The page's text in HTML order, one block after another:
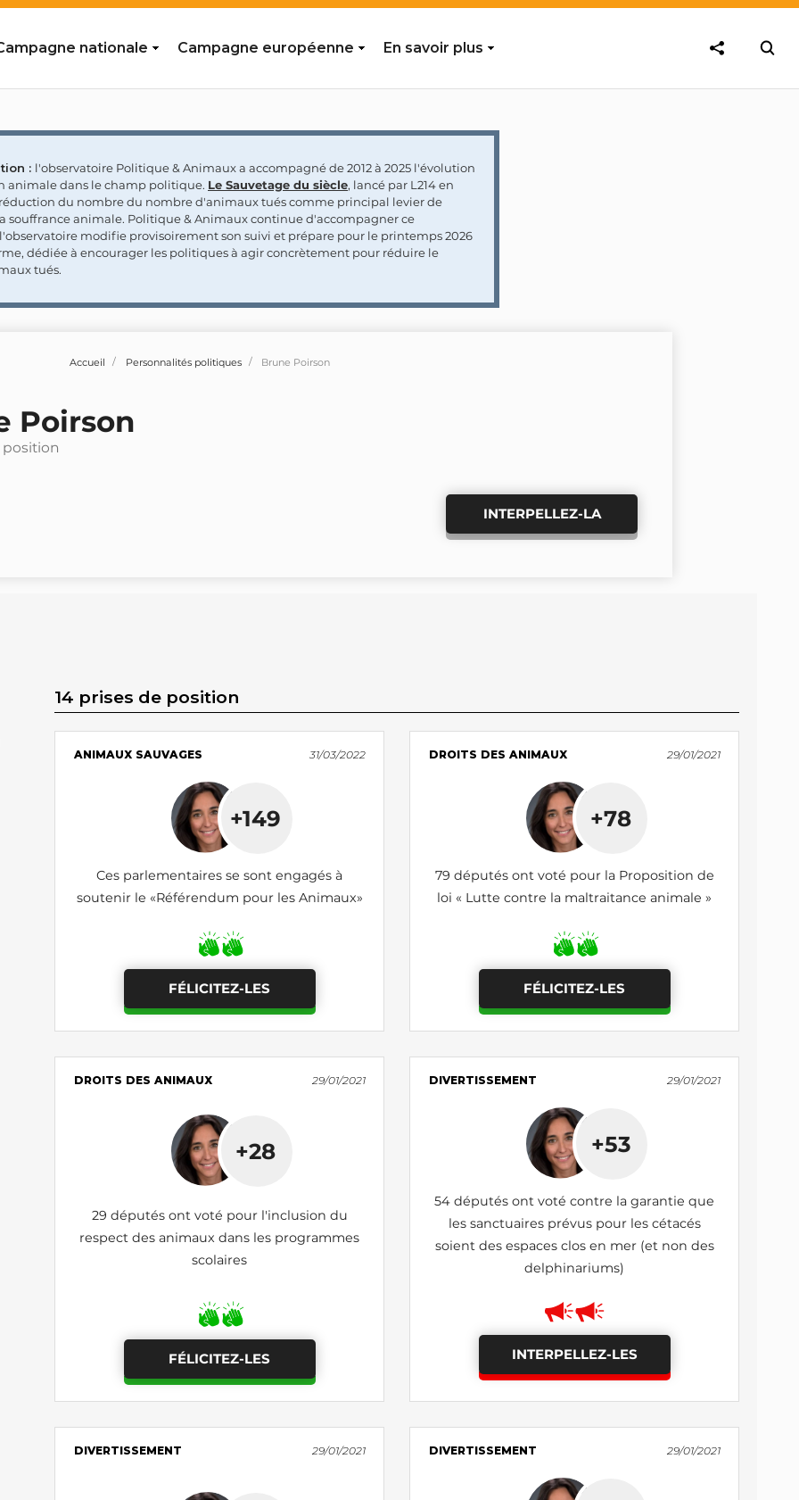
nationale Campagne européenne En savoir plus
: l'observatoire Politique & Animaux a accompagné de 2012 à 2025 l'évolution
animale dans le champ politique. Le Sauvetage du siècle, lancé par L214 en
réduction du nombre du nombre d'animaux tués comme principal levier de
souffrance animale. Politique & Animaux continue d'accompagner ce
modifie provisoirement son suivi et prépare pour le printemps 2026
dédiée à encourager les politiques à agir concrètement pour réduire le
tués.
Accueil Personnalités politiques Brune Poirson
Poirson
position
INTERPELLEZ-LA
14 prises de position
ANIMAUX SAUVAGES 31/03/2022
+149
Ces parlementaires se sont engagés à
soutenir le «Référendum pour les Animaux»
FÉLICITEZ-LES
DROITS DES ANIMAUX 29/01/2021
+78
79 députés ont voté pour la Proposition de
loi « Lutte contre la maltraitance animale »
FÉLICITEZ-LES
DROITS DES ANIMAUX 29/01/2021
+28
29 députés ont voté pour l'inclusion du
respect des animaux dans les programmes
scolaires
FÉLICITEZ-LES
DIVERTISSEMENT 29/01/2021
+53
54 députés ont voté contre la garantie que
les sanctuaires prévus pour les cétacés
soient des espaces clos en mer (et non des
delphinariums)
INTERPELLEZ-LES
DIVERTISSEMENT 29/01/2021 DIVERTISSEMENT 29/01/2021